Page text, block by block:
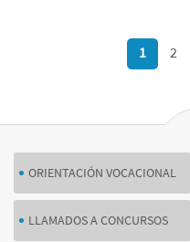
1 2
ORIENTACIÓN VOCACIONAL
LLAMADOS A CONCURSOS